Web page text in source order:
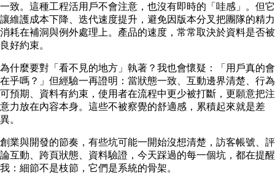
一致。這種工程活用戶不會注意，也沒有即時的「哇感」。但它
讓維護成本下降、迭代速度提升，避免因版本分叉把團隊的精力
消耗在補洞與例外處理上。產品的速度，常常取決於資料是否被
良好約束。
為什麼要對「看不見的地方」執著？我也會懷疑：「用戶真的會
在乎嗎？」但經驗一再證明：當狀態一致、互動邊界清楚、行為
可預期、資料有約束，使用者在流程中更少被打斷，更願意把注
意力放在內容本身。這些不被察覺的舒適感，累積起來就是差
異。
創業與開發的節奏，有些坑可能一開始沒想清楚，訪客帳號、評
論互動、跨頁狀態、資料驗證，今天踩過的每一個坑，都在提醒
我：細節不是枝節，它們是系統的骨架。